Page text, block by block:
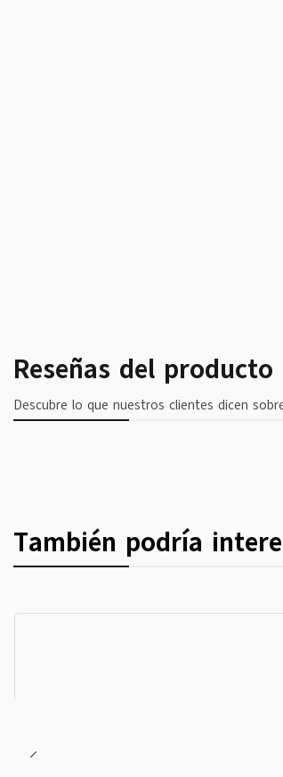
Reseñas del producto
Descubre lo que nuestros clientes dicen
También podría